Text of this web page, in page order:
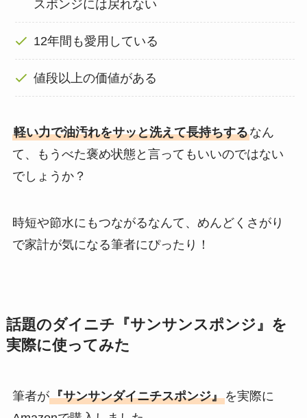
スポンジには戻れない
12年間も愛用している
値段以上の価値がある
軽い力で油汚れをサッと洗えて長持ちするなん
て、もうべた褒め状態と言ってもいいのではない
でしょうか？
時短や節水にもつながるなんて、めんどくさがり
で家計が気になる筆者にぴったり！
話題のダイニチ『サンサンスポンジ』を
実際に使ってみた
筆者が『サンサンダイニチスポンジ』を実際に